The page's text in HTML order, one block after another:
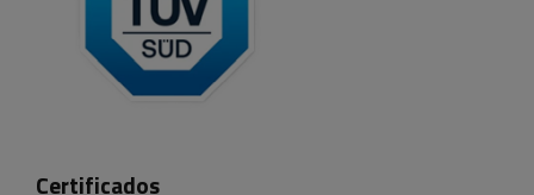
Certificados